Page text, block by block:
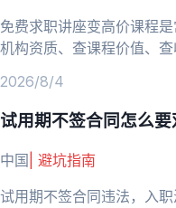
免费求职讲座变高价课程
机构资质、查课程价值、
2026/8/4
试用期不签合同怎么
中国 避坑指南
试用期不签合同违法，入